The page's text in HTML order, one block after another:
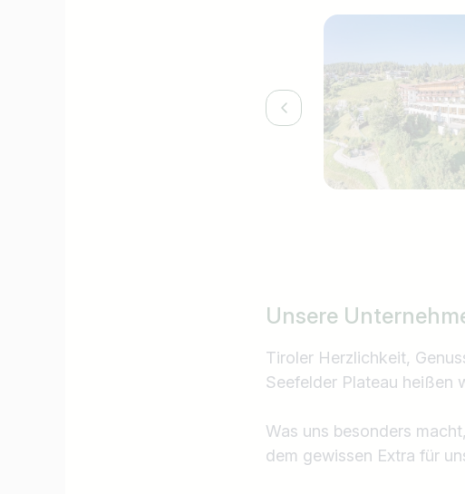
Unsere
Tiroler Herzlichkeit,
Seefelder Plateau heißen
Was uns besonders
dem gewissen Extra für